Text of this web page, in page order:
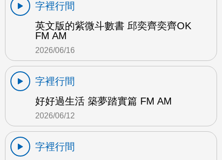
字裡行間
英文版的紫微斗數書 邱奕齊奕齊OK
FM AM
2026/06/16
字裡行間
好好過生活 築夢踏實篇 FM AM
2026/06/12
字裡行間